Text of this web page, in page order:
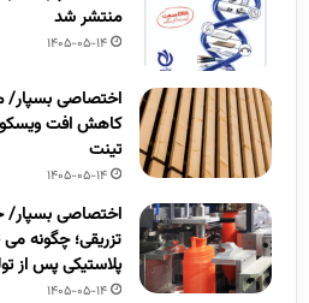
منتشر شد
1405-05-14
اختصاصی بسپار/
کاهش افت
تینت
1405-05-14
اختصاصی بسپار/
تزریقی؛ چگونه
پلاستیکی پس از
1405-05-14